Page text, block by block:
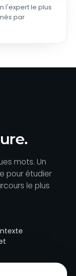
l'expert le plus
par
mots. Un
pour étudier
le plus